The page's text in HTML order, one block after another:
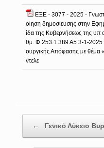
ΕΞΕ - 3077 - 2025 -
οίηση δημοσίευσης στην
ίδα της Κυβερνήσεως της υπ
θμ. Φ.253.1 389 Α5 3-1-
ουργικής Απόφασης με θέμα
ντελε
←
Γενικό Λύκειο